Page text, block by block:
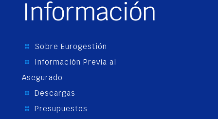
Información
Sobre Eurogestión
Información Previa al
Asegurado
Descargas
Presupuestos